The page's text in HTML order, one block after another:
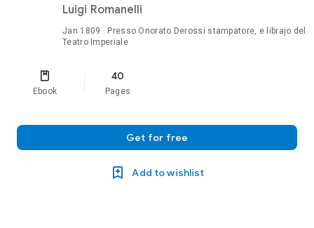
Luigi Romanelli
Jan 1809 · Presso Onorato Derossi stampatore, e librajo del
Teatro Imperiale
Ebook
40
Pages
Get for free
Add to wishlist